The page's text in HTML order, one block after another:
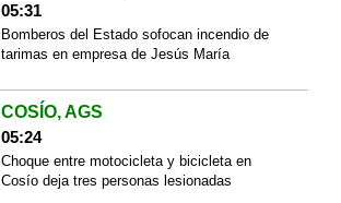
05:31
Bomberos del Estado sofocan incendio de
tarimas en empresa de Jesús María
COSÍO, AGS
05:24
Choque entre motocicleta y bicicleta en
Cosío deja tres personas lesionadas